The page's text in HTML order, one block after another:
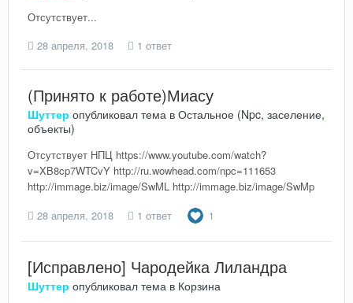
Отсутствует...
28 апреля, 2018
1 ответ
(Принято к работе)Миасу
Шуттер опубликовал тема в Остальное (Npc, заселение,
объекты)
Отсутствует НПЦ https://www.youtube.com/watch?
v=XB8cp7WTCvY http://ru.wowhead.com/npc=111653
http://immage.biz/image/SwML http://immage.biz/image/SwMp
28 апреля, 2018
1 ответ 1
[Исправлено] Чародейка Лиландра
Шуттер опубликовал тема в Корзина